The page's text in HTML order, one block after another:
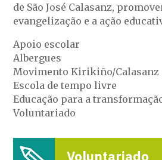
de São José Calasanz,
evangelização e a ação
Apoio escolar
Albergues
Movimento Kirikiño/Calasanz
Escola de tempo livre
Educação para a
Voluntariado
Voluntariado